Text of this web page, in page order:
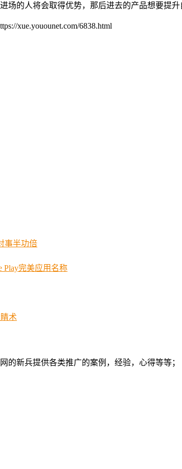
场的人将会取得优势，那后进去的产品想要提
xue.youounet.com/6838.html
事半功倍
Play完美应用名称
术
的新兵提供各类推广的案例，经验，心得等等；